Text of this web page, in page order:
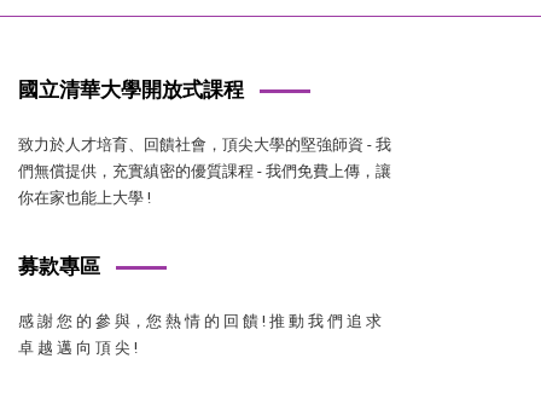
國立清華大學開放式課程
致力於人才培育、回饋社會，頂尖大學的堅強師資 - 我
們無償提供，充實縝密的優質課程 - 我們免費上傳，讓
你在家也能上大學 !
募款專區
感 謝 您 的 參 與，您 熱 情 的 回 饋 ! 推 動 我 們 追 求
卓 越 邁 向 頂 尖 !